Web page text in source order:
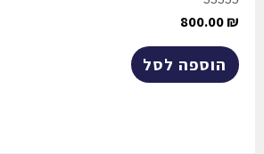
דורג
מתוך
800.00₪
הוספה לסל